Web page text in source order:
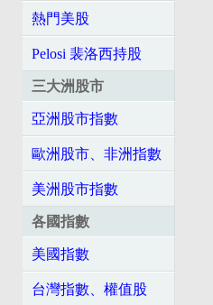
熱門美股
Pelosi 裴洛西持股
三大洲股市
亞洲股市指數
歐洲股市、非洲指數
美洲股市指數
各國指數
美國指數
台灣指數、權值股